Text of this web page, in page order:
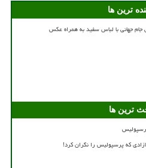
ترین ها
جهانی با لباس سفید به همراه عکس
ترین ها
که پرسپولیس را نگران کرد!